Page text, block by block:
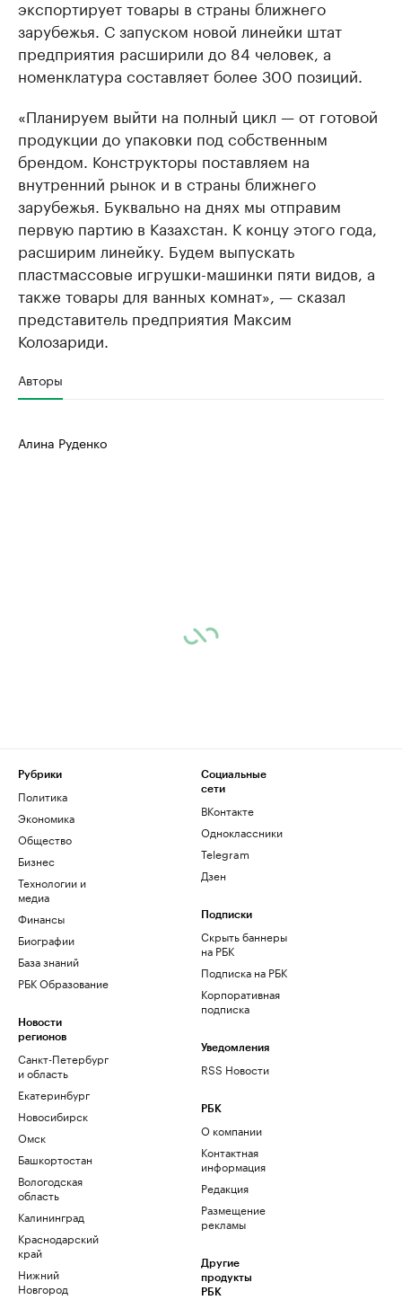
экспортирует товары в страны ближнего
зарубежья. С запуском новой линейки штат
предприятия расширили до 84 человек, а
номенклатура составляет более 300 позиций.
«Планируем выйти на полный цикл — от готовой
продукции до упаковки под собственным
брендом. Конструкторы поставляем на
внутренний рынок и в страны ближнего
зарубежья. Буквально на днях мы отправим
первую партию в Казахстан. К концу этого года,
расширим линейку. Будем выпускать
пластмассовые игрушки-машинки пяти видов, а
также товары для ванных комнат», — сказал
представитель предприятия Максим
Колозариди.
Авторы
Алина Руденко
Рубрики
Политика
Экономика
Общество
Бизнес
Технологии и
медиа
Финансы
Биографии
База знаний
РБК Образование
Новости
регионов
Санкт-Петербург
и область
Екатеринбург
Новосибирск
Омск
Башкортостан
Вологодская
область
Калининград
Краснодарский
край
Нижний
Новгород
Социальные
сети
ВКонтакте
Одноклассники
Telegram
Дзен
Подписки
Скрыть баннеры
на РБК
Подписка на РБК
Корпоративная
подписка
Уведомления
RSS Новости
РБК
О компании
Контактная
информация
Редакция
Размещение
рекламы
Другие
продукты
РБК